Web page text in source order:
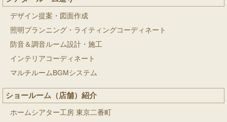
デザイン提案・図面作成
照明プランニング・ライティングコーディネート
防音＆調音ルーム設計・施工
インテリアコーディネート
マルチルームBGMシステム
ショールーム（店舗）紹介
ホームシアター工房 東京二番町